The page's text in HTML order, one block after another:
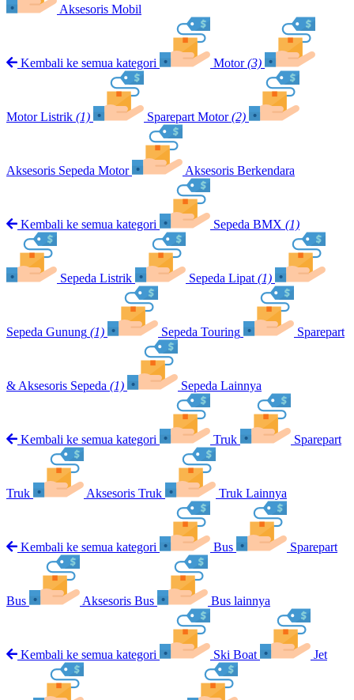
Aksesoris Mobil
Kembali ke semua kategori Motor (3)
Motor Listrik (1) Sparepart Motor (2)
Aksesoris Sepeda Motor Aksesoris Berkendara
Kembali ke semua kategori Sepeda BMX (1)
Sepeda Listrik Sepeda Lipat (1)
Sepeda Gunung (1) Sepeda Touring Sparepart
& Aksesoris Sepeda (1) Sepeda Lainnya
Kembali ke semua kategori Truk Sparepart
Truk Aksesoris Truk Truk Lainnya
Kembali ke semua kategori Bus Sparepart
Bus Aksesoris Bus Bus lainnya
Kembali ke semua kategori Ski Boat Jet